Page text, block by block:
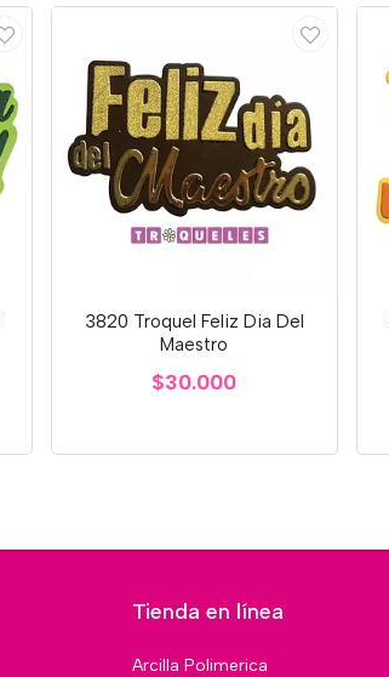
3820 Troquel Feliz Dia Del
Maestro
$30.000
Tienda en línea
Arcilla Polimerica